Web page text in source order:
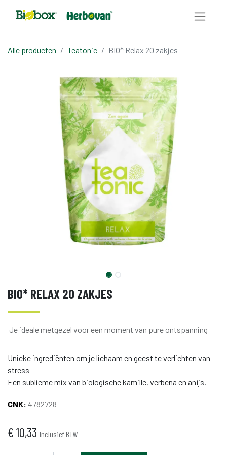
Alle producten Teatonic BIO* Relax 20 zakjes
BIO* RELAX 20 ZAKJES
Je ideale metgezel voor een moment van pure ontspanning
Unieke ingrediënten om je lichaam en geest te verlichten van
stress
Een sublieme mix van biologische kamille, verbena en anijs.
CNK: 4782728
€ 10,33 Inclusief BTW